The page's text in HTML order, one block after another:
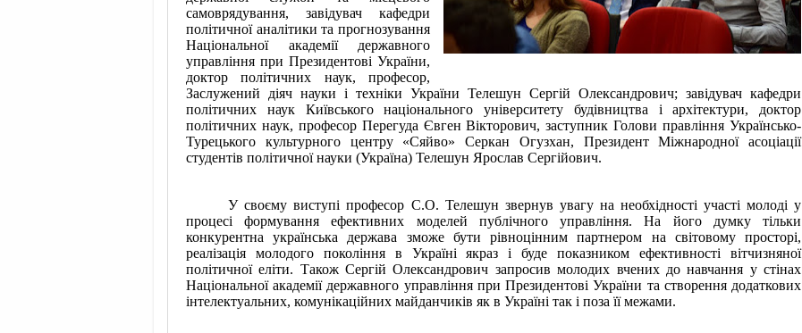
самоврядування, завідувач кафедри
політичної аналітики та прогнозування
Національної академії державного
управління при Президентові України,
доктор політичних наук, професор,
Заслужений діяч науки і техніки України Телешун Сергій Олександрович; завідувач кафедри
політичних наук Київськогонаціонального університету будівництва і архітектури, доктор
політичних наук, професор Перегуда Євген Вікторович, заступник Голови правлінняУкраїнсько-
Турецького культурного центру «Сяйво» Серкан Огузхан, Президент Міжнародної асоціації
студентів політичної науки (Україна) Телешун Ярослав Сергійович.
У своєму виступі професор С.О. Телешун звернув увагу на необхідності участі молоді у
процесі формування ефективних моделей публічного управління. На його думку тільки
конкурентна українська держава зможе бути рівноцінним партнером на світовому просторі,
реалізація молодого покоління в Україні якраз і буде показником ефективності вітчизняної
політичної еліти. Також Сергій Олександрович запросив молодих вчених до навчання у стінах
Національної академії державного управління при Президентові України та створення додаткових
інтелектуальних, комунікаційних майданчиків як в Україні так і поза її межами.